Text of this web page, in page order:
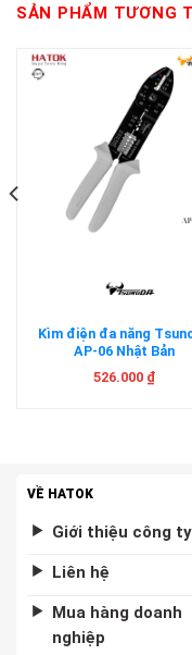
SẢN PHẨM TƯƠNG
Kìm điện đa năng
AP-06 Nhật Bản
526.000 ₫
VỀ HATOK
Giới thiệu công ty
Liên hệ
Mua hàng doanh
nghiệp